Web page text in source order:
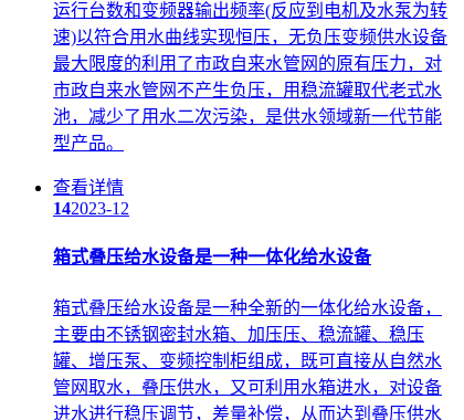
运行台数和变频器输出频率(反应到电机及水泵为转
速)以符合用水曲线实现恒压，无负压变频供水设备
最大限度的利用了市政自来水管网的原有压力，对
市政自来水管网不产生负压，用稳流罐取代老式水
池，减少了用水二次污染，是供水领域新一代节能
型产品。
查看详情
142023-12
箱式叠压给水设备是一种一体化给水设备
箱式叠压给水设备是一种全新的一体化给水设备，
主要由不锈钢密封水箱、加压压、稳流罐、稳压
罐、增压泵、变频控制柜组成，既可直接从自然水
管网取水，叠压供水，又可利用水箱进水，对设备
进水进行稳压调节，差量补偿，从而达到叠压供水